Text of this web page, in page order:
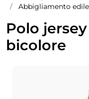
Abbigliamento
Polo
bicolore